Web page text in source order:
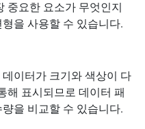
중요한 요소가 무엇인지
을 사용할 수 있습니다.
이터가 크기와 색상이 다
해 표시되므로 데이터 패
을 비교할 수 있습니다.